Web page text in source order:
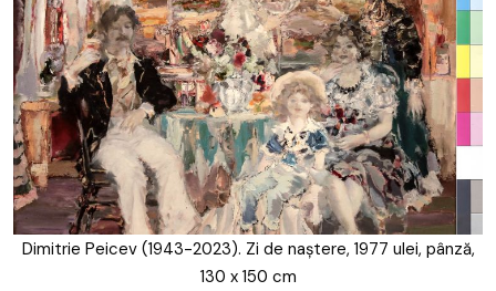
Dimitrie Peicev (1943-2023). Zi de naștere, 1977 ulei, pânză,
130 x 150 cm